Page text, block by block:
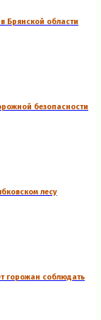
Брянской области
безопасности
лесу
горожан соблюдать